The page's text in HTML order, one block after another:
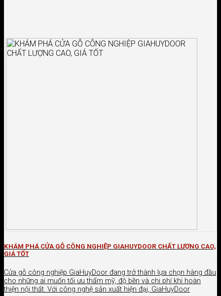
KHÁM PHÁ CỬA GỖ CÔNG NGHIỆP GIAHUYDOOR CHẤT LƯỢNG CAO,
GIÁ TỐT
Cửa gỗ công nghiệp GiaHuyDoor đang trở thành lựa chọn hàng đầu
cho những ai muốn tối ưu thẩm mỹ, độ bền và chi phí khi hoàn
thiện nội thất. Với công nghệ sản xuất hiện đại, GiaHuyDoor